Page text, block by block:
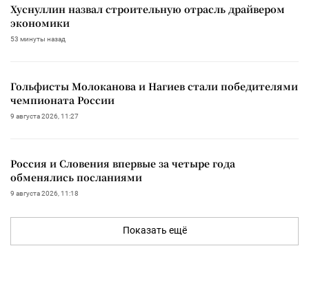
Хуснуллин назвал строительную отрасль драйвером
экономики
53 минуты назад
Гольфисты Молоканова и Нагиев стали победителями
чемпионата России
9 августа 2026, 11:27
Россия и Словения впервые за четыре года
обменялись посланиями
9 августа 2026, 11:18
Показать ещё